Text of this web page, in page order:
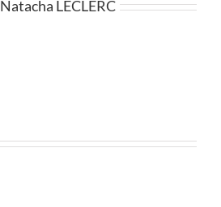
Natacha LECLERC